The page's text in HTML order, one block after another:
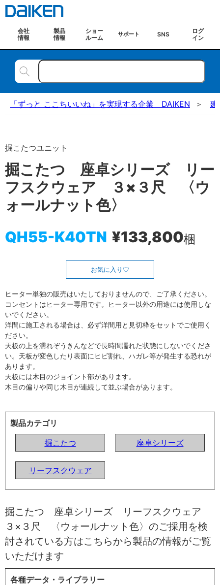
会社
情報
製品
情報
ショー
ルーム
サポート SNS
ログ
イン
「ずっと ここちいいね」を実現する企業 DAIKEN 建
掘こたつユニット
掘こたつ 座卓シリーズ リー
フスクウェア ３×３尺 〈ウ
ォールナット色〉
QH55-K40TN ¥133,800梱
お気に入り
ヒーター単独の販売はいたしておりませんので、ご了承ください。
コンセントはヒーター専用です。ヒーター以外の用途には使用しな
いでください。
洋間に施工される場合は、必ず洋間用と見切枠をセットでご使用く
ださい。
天板の上を濡れぞうきんなどで長時間濡れた状態にしないでくださ
い。天板が変色したり表面にヒビ割れ、ハガレ等が発生する恐れが
あります。
天板には木目のジョイント部があります。
木目の偏りや同じ木目が連続して並ぶ場合があります。
製品カテゴリ
掘こたつ
座卓シリーズ
リーフスクウェア
掘こたつ 座卓シリーズ リーフスクウェア
３×３尺 〈ウォールナット色〉のご採用を検
討されている方はこちらから製品の情報がご覧
いただけます
各種データ・ライブラリー